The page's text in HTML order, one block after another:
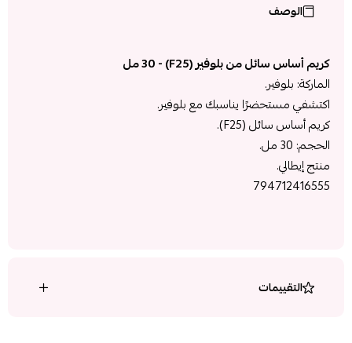
الوصف
كريم أساس سائل من بلوفير (F25) - 30 مل
الماركة: بلوفير.
اكتشفي مستحضرًا يناسبك مع بلوفير.
كريم أساس سائل (F25).
الحجم: 30 مل.
منتج إيطالي.
794712416555
التقييمات